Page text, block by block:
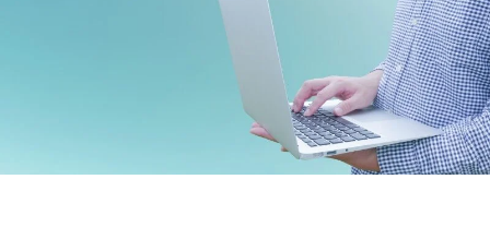
案件探しはフリーランスエージェントを使
フリーランスプロ